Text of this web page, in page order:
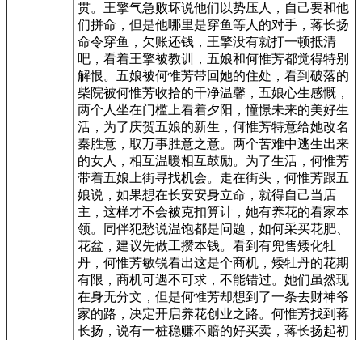
贯。王擎气急败坏说他们以势压人，自己要和他
们拼命，但是他哪里是穿鱼等人的对手，蒋长扬
命令穿鱼，欠账还钱，王擎没有就打一顿抵清
吧，看着王擎被教训，五娘和何惟芳都觉得特别
解恨。五娘被何惟芳带回她的住处，看到破落的
柴院被何惟芳收拾的干净温馨，五娘心生感慨，
两个人坐在门槛上看着夕阳，憧憬未来的美好生
活，为了庆贺五娘的新生，何惟芳特意给她改名
秦胜意，取万事胜意之意。两个苦难中逃生出来
的女人，相互温暖相互鼓励。为了生活，何惟芳
带着五娘上街寻找机会。走在街头，何惟芳跟五
娘说，如果想在长安安身立命，就得自己当店
主，这样才不会被克扣算计，她有养花的看家本
领。同伴犯愁说温饱都是问题，如何采买花肥、
花盆，建议先做工攒本钱。看到有兜售矮化牡
丹，何惟芳敏锐看出这是个商机，矮牡丹的花期
有限，商机可遇不可求，不能错过。她们虽然现
在身无分文，但是何惟芳却想到了一条去财神爷
家的路，决定开启养花创业之路。何惟芳找到蒋
长扬，说有一桩稳赚不赔的好买卖，蒋长扬起初